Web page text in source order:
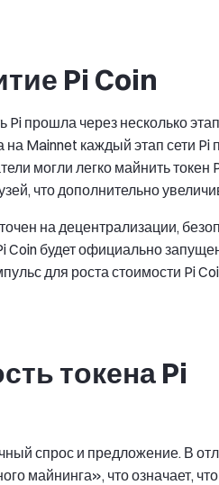
Pi Coin
Pi прошла через несколько
Mainnet каждый этап сети Pi
могли легко майнить
что дополнительно
на децентрализации,
Coin будет официально
для роста стоимости Pi
токена Pi
спрос и предложение. В
майнинга», что означает,